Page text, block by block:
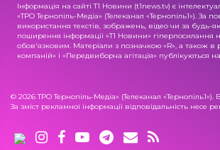
Інформація на сайті Т1 Новини (t1news.tv) є
«ТРО Тернопіль-Медіа» (Телеканал «Тернопіль1»). За
використання текстів, зображень, відео чи за будь-
поширення інформації «Т1 Новини» гіперпосилання
обов'язковим. Матеріали з позначкою «R», а також
компаній» і «Передвиборча агітація» публікуються
© 2026 ТРО Тернопіль-Медіа» (Телеканал
За зміст рекламної інформації відповідальність несе